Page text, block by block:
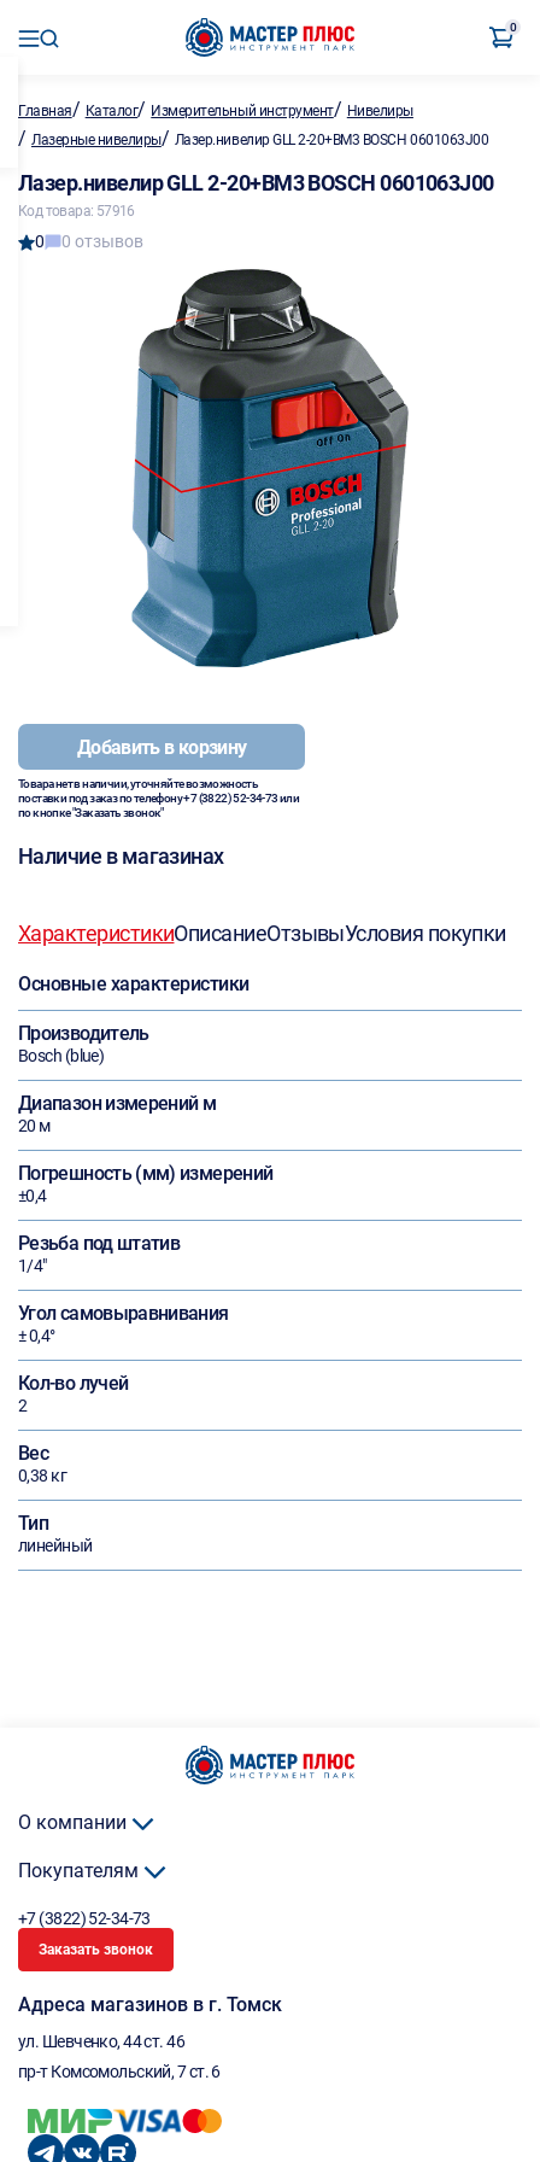
0
Главная/ Каталог/ Измерительный инструмент/ Нивелиры
/ Лазерные нивелиры/ Лазер.нивелир GLL 2-20+BM3 BOSCH 0601063J00
Лазер.нивелир GLL 2-20+BM3 BOSCH 0601063J00
Код товара: 57916
0 0 отзывов
Добавить в корзину
Товара нет в наличии, уточняйте возможность
поставки под заказ по телефону+7 (3822) 52-34-73или
по кнопке "Заказать звонок"
Наличие в магазинах
ХарактеристикиОписаниеОтзывыУсловия покупки
Основные характеристики
Производитель
Bosch (blue)
Диапазон измерений м
20 м
Погрешность (мм) измерений
±0,4
Резьба под штатив
1/4"
Угол самовыравнивания
± 0,4°
Кол-во лучей
2
Вес
0,38 кг
Тип
линейный
О компании
Покупателям
+7 (3822) 52-34-73
Заказать звонок
Адреса магазинов в г. Томск
ул. Шевченко, 44 ст. 46
пр-т Комсомольский, 7 ст. 6